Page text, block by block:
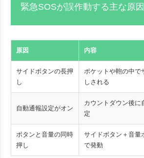
緊急SOSが誤作動する主な原因
原因 内容
サイドボタンの長押
し
ポケットや鞄の中で
しされる
自動通報設定がオン
カウントダウン後に
定
ボタンと音量の同時
押し
サイドボタン＋音量
で発動